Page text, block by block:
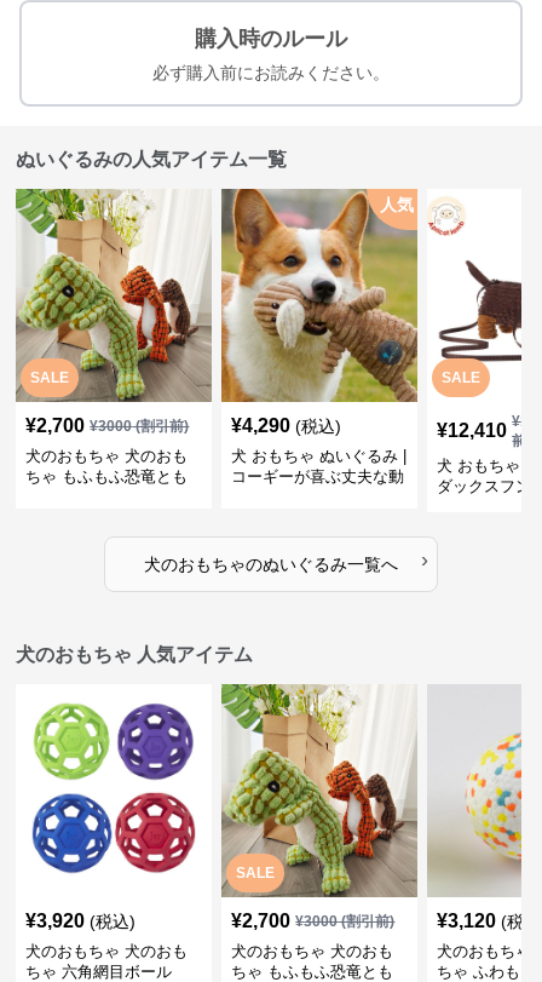
購入時のルール
必ず購入前にお読みください。
ぬいぐるみの人気アイテム一覧
SALE
¥2,700 ¥3000(割引前)
犬のおもちゃ 犬のおも
ちゃ もふもふ恐竜とも
人気
¥4,290 (税込)
犬 おもちゃ ぬいぐるみ |
コーギーが喜ぶ丈夫な動
SALE
¥12,410 ¥
前)
犬 おもちゃ
ダックスフン
犬のおもちゃのぬいぐるみ一覧へ ›
犬のおもちゃ 人気アイテム
¥3,920 (税込)
犬のおもちゃ 犬のおも
ちゃ 六角網目ボール
SALE
¥2,700 ¥3000(割引前)
犬のおもちゃ 犬のおも
ちゃ もふもふ恐竜とも
¥3,120 (税
犬のおもちゃ
ちゃ ふわもこ